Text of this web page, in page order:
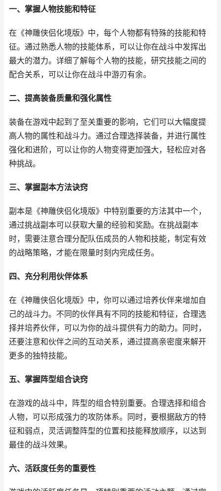
一、掌握人物技能和特征
在《神雕侠侣化境版》中，每个人物都有特殊的技能和特
征。通过熟悉人物的技能体系，可以让你在战斗中发挥出
最大的潜力。详细了解每个人物的技能，研究技能之间的
配合关系，可以让你在战斗中游刃有余。
二、提高装备质量和强化属性
装备在游戏中起到了至关重要的影响，它们可以大幅度提
高人物的属性和战斗力。通过合理选择装备，并进行属性
强化和进阶，可以让你的人物变得更加强大，轻松应对各
种挑战。
三、掌握副本方法诀窍
副本是《神雕侠侣化境版》中特别重要的方法其中一个，
通过挑战副本可以获取大量的经验和奖励。在挑战副本
时，需要注意合理分配队伍成员的人物和技能，制定有效
的战略策略，才能在限量时刻内完成任务。
四、充分利用伙伴体系
在《神雕侠侣化境版》中，你可以通过培养伙伴来增加自
己的战斗力。不同的伙伴具有不同的技能和特征，合理选
择并培养伙伴，可以为你的战斗提供有力的助力。同时，
还要注意和伙伴之间的互动关系，通过提高亲密度来解开
更多的独特技能。
五、掌握阵型组合诀窍
在游戏的战斗中，阵型的组合特别重要。合理选择和组合
人物，可以形成强力的攻防体系。同时，要根据敌方的特
征和弱点，灵活调整阵型的位置和技能释放顺序，以达到
最佳的战斗效果。
六、活跃度任务的重要性